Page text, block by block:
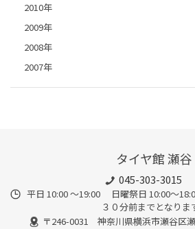
2010年
2009年
2008年
2007年
タイヤ館 瀬谷
045-303-3015
平日 10:00 ～19:00 日曜祭日 10:00～
３０分前までとなりま
〒246-0031 神奈川県横浜市瀬谷区